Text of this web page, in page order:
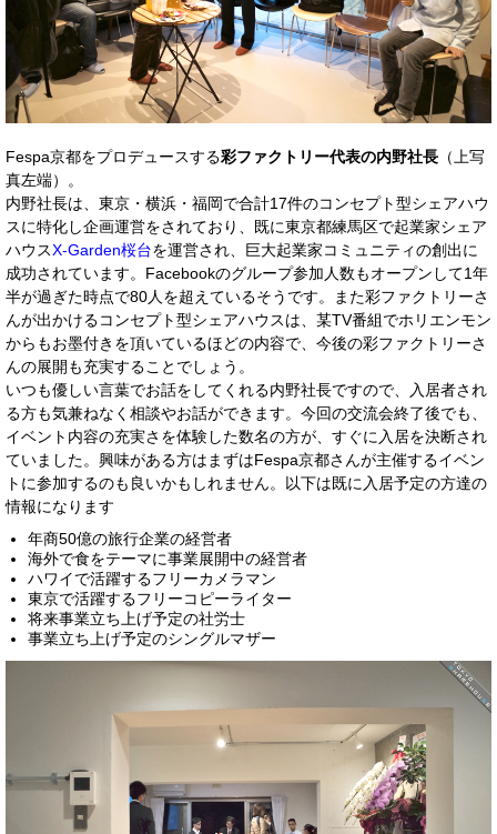
Fespa京都をプロデュースする彩ファクトリー代表の内野社長 （上写
真左端）。
内野社長は、東京・横浜・福岡で合計17件のコンセプト型シェアハウ
スに特化し企画運営をされており、既に東京都練馬区で起業家シェア
ハウスX-Garden桜台を運営され、巨大起業家コミュニティの創出に
成功されています。Facebookのグループ参加人数もオープンして1年
半が過ぎた時点で80人を超えているそうです。また彩ファクトリーさ
んが出かけるコンセプト型シェアハウスは、某TV番組でホリエンモン
からもお墨付きを頂いているほどの内容で、今後の彩ファクトリーさ
んの展開も充実することでしょう。
いつも優しい言葉でお話をしてくれる内野社長ですので、入居者され
る方も気兼ねなく相談やお話ができます。今回の交流会終了後でも、
イベント内容の充実さを体験した数名の方が、すぐに入居を決断され
ていました。興味がある方はまずはFespa京都さんが主催するイベン
トに参加するのも良いかもしれません。以下は既に入居予定の方達の
情報になります
年商50億の旅行企業の経営者
海外で食をテーマに事業展開中の経営者
ハワイで活躍するフリーカメラマン
東京で活躍するフリーコピーライター
将来事業立ち上げ予定の社労士
事業立ち上げ予定のシングルマザー